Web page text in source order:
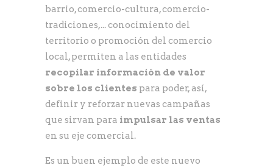
barrio, comercio-cultura, comercio-
tradiciones,... conocimiento del
territorio o promoción del comercio
local, permiten a las entidades
recopilar información de valor
sobre los clientes para poder, así,
definir y reforzar nuevas campañas
que sirvan para impulsar las ventas
en su eje comercial.
Es un buen ejemplo de este nuevo